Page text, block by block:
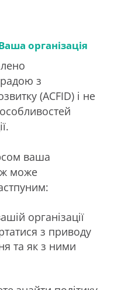
організація
з
(ACFID) і не
ваша
може
організації
з приводу
та як з ними